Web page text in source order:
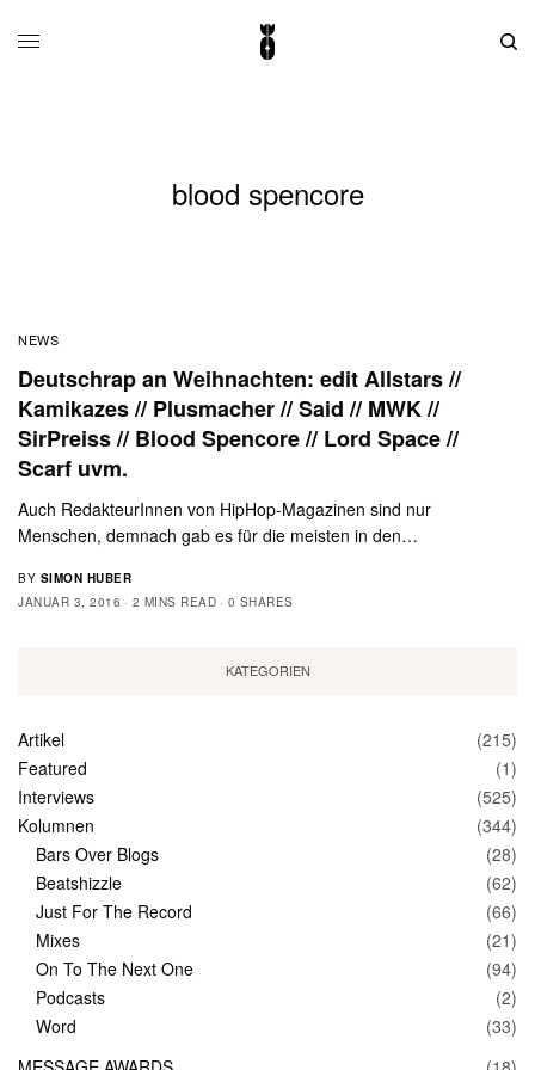
blood spencore
NEWS
Deutschrap an Weihnachten: edit Allstars //
Kamikazes // Plusmacher // Said // MWK //
SirPreiss // Blood Spencore // Lord Space //
Scarf uvm.
Auch RedakteurInnen von HipHop-Magazinen sind nur
Menschen, demnach gab es für die meisten in den…
BY SIMON HUBER
JANUAR 3, 2016
2 MINS READ 0 SHARES
KATEGORIEN
Artikel
(215)
Featured
(1)
Interviews
(525)
Kolumnen
(344)
Bars Over Blogs
(28)
Beatshizzle
(62)
Just For The Record
(66)
Mixes
(21)
On To The Next One
(94)
Podcasts
(2)
Word
(33)